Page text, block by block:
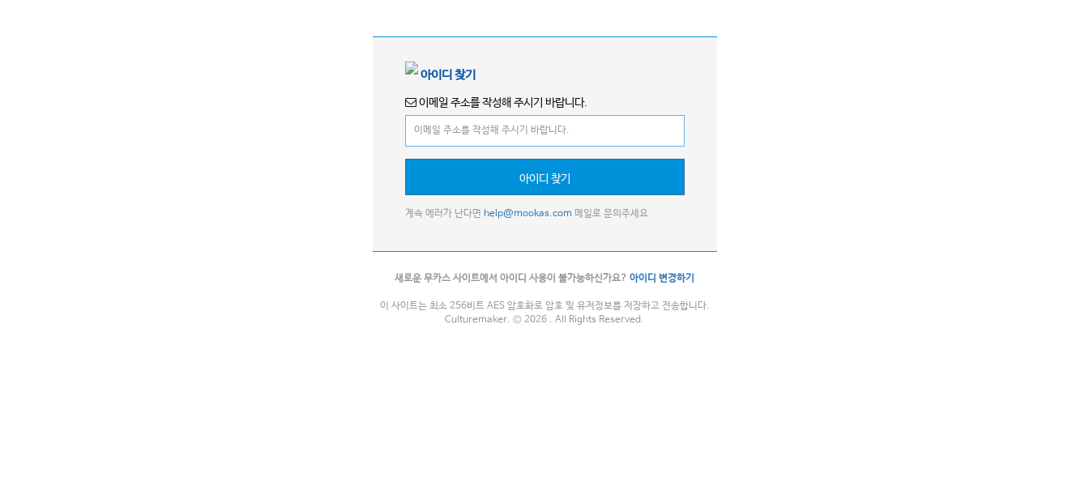
아이디 찾기
이메일 주소를 작성해 주시기 바랍니다.
아이디 찾기
계속 에러가 난다면 help@mookas.com 메일로 문의주세요
새로운 무카스 사이트에서 아이디 사용이 불가능하신가요? 아이디 변경하기
이 사이트는 최소 256비트 AES 암호화로 암호 및 유저정보를 저장하고 전송합니다.
Culturemaker. © 2026 . All Rights Reserved.